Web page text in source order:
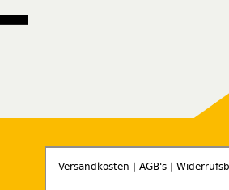
Versandkosten AGB's